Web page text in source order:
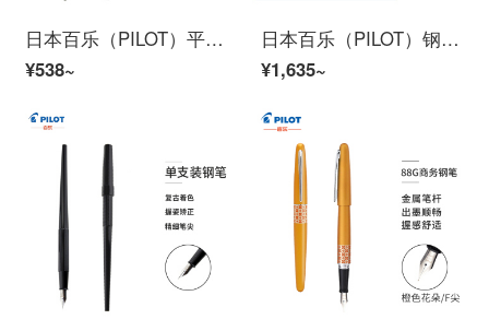
日本百乐（PILOT）平行艺术笔 美工钢笔 鸭嘴笔 艺术字体英文书法钢笔 2.4mm套装FP3-24-SS原装进口
¥538~
日本百乐（PILOT）钢笔墨水套装explorer系列探索者奇观礼盒礼品笔男女送朋友 F尖蓝冰川FPEX1FMEL原装进口
¥1,635~